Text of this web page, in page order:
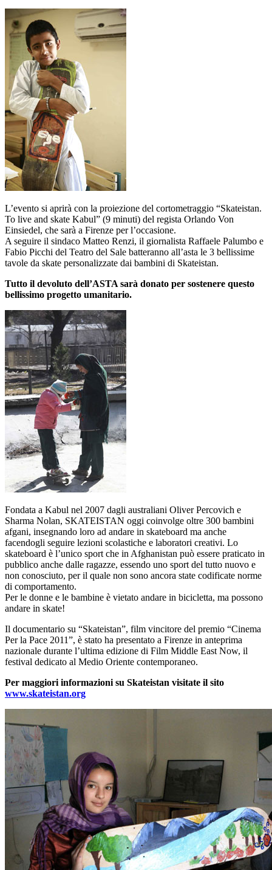
L’evento si aprirà con la proiezione del cortometraggio “Skateistan.
To live and skate Kabul” (9 minuti) del regista Orlando Von
Einsiedel, che sarà a Firenze per l’occasione.
A seguire il sindaco Matteo Renzi, il giornalista Raffaele Palumbo e
Fabio Picchi del Teatro del Sale batteranno all’asta le 3 bellissime
tavole da skate personalizzate dai bambini di Skateistan.
Tutto il devoluto dell’ASTA sarà donato per sostenere questo
bellissimo progetto umanitario.
Fondata a Kabul nel 2007 dagli australiani Oliver Percovich e
Sharma Nolan, SKATEISTAN oggi coinvolge oltre 300 bambini
afgani, insegnando loro ad andare in skateboard ma anche
facendogli seguire lezioni scolastiche e laboratori creativi. Lo
skateboard è l’unico sport che in Afghanistan può essere praticato in
pubblico anche dalle ragazze, essendo uno sport del tutto nuovo e
non conosciuto, per il quale non sono ancora state codificate norme
di comportamento.
Per le donne e le bambine è vietato andare in bicicletta, ma possono
andare in skate!
Il documentario su “Skateistan”, film vincitore del premio “Cinema
Per la Pace 2011”, è stato ha presentato a Firenze in anteprima
nazionale durante l’ultima edizione di Film Middle East Now, il
festival dedicato al Medio Oriente contemporaneo.
Per maggiori informazioni su Skateistan visitate il sito
www.skateistan.org